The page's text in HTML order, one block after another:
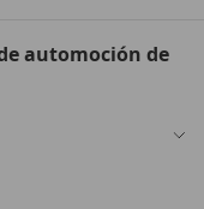
automoción de